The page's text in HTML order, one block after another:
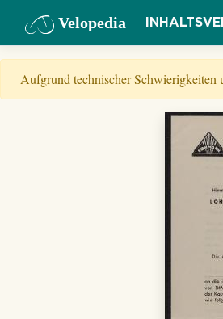
Velopedia
Aufgrund technischer Schwierigkeiten